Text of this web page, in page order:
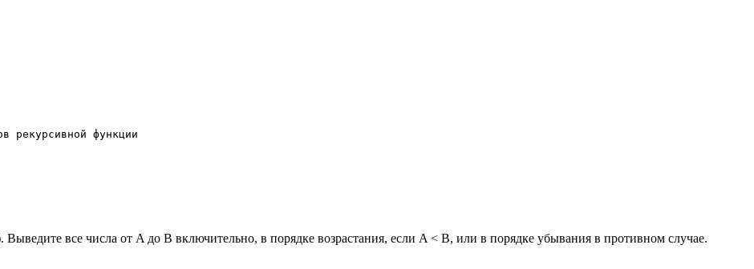
рекурсивной функции
все числа от A до B включительно, в порядке возрастания, если A < B, или в порядке убывания в противном случае.